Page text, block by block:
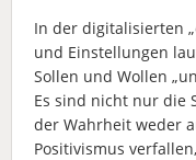
In der digitalisierten
und Einstellungen
Sollen und Wollen
Es sind nicht nur die
der Wahrheit weder
Positivismus